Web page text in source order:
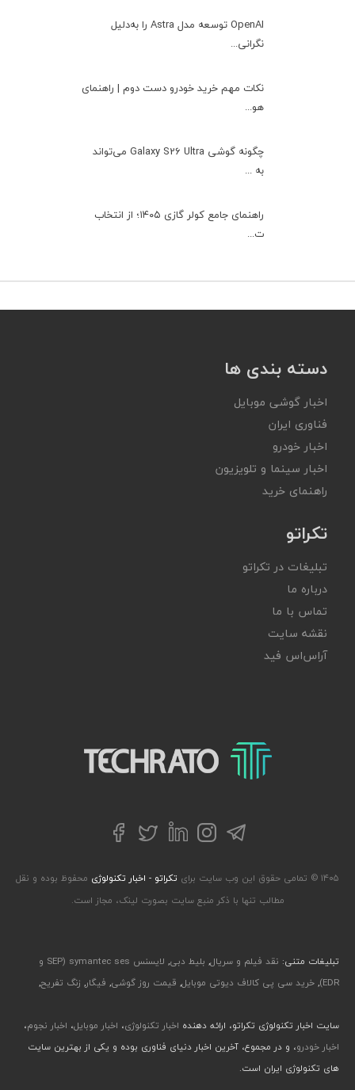
OpenAI توسعه مدل Astra را به‌دلیل
نگرانی...
نکات مهم خرید خودرو دست دوم | راهنمای
هو...
چگونه گوشی Galaxy S26 Ultra می‌تواند
به ...
راهنمای جامع کولر گازی ۱۴۰۵؛ از انتخاب
ت...
دسته بندی ها
اخبار گوشی موبایل
فناوری ایران
اخبار خودرو
اخبار سینما و تلویزیون
راهنمای خرید
تکراتو
تبلیغات در تکراتو
درباره ما
تماس با ما
نقشه سایت
آر‌اس‌اس فید
تکراتو – زندگی با تکنولوژی
تلگراماینستاگرام
لینکداینتوییترفیسبوک
۱۴۰۵ © تمامی حقوق این وب سایت برای تکراتو - اخبار تکنولوژی محفوظ بوده و نقل
مطالب تنها با ذکر منبع سایت بصورت لینک، مجاز است.
تبلیغات متنی: نقد فیلم و سریال, بلیط دبی,
لایسنس symantec ses (SEP و
EDR)
, خرید سی پی کالاف دیوتی موبایل, قیمت روز گوشی, فیگار, زنگ تفریح,
سایت اخبار تکنولوژی تکراتو، ارائه دهنده اخبار تکنولوژی، اخبار موبایل، اخبار نجوم،
اخبار خودرو، و در مجموع، آخرین اخبار دنیای فناوری بوده و یکی از بهترین سایت
های تکنولوژی ایران است.